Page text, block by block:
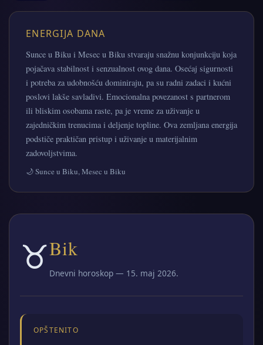
ENERGIJA DANA
Sunce u Biku i Mesec u Biku stvaraju snažnu konjunkciju koja
pojačava stabilnost i senzualnost ovog dana. Osećaj sigurnosti
i potreba za udobnošću dominiraju, pa su radni zadaci i kućni
poslovi lakše savladivi. Emocionalna povezanost s partnerom
ili bliskim osobama raste, pa je vreme za uživanje u
zajedničkim trenucima i deljenje topline. Ova zemljana energija
podstiče praktičan pristup i uživanje u materijalnim
zadovoljstvima.
🌙 Sunce u Biku, Mesec u Biku
♉Bik
Dnevni horoskop — 15. maj 2026.
OPŠTENITO